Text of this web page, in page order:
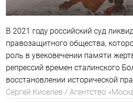
В 2021 году российский суд
правозащитного общества,
роль в увековечении памяти
репрессий времен сталинского
восстановлении исторической
Сергей Киселев / Агентство